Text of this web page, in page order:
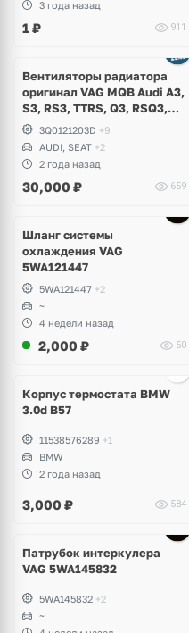
3 года назад
1₽ 911
Вентиляторы радиатора
оригинал VAG MQB Audi A3,
S3, RS3, TTRS, Q3, RSQ3,
Volkswagen Tiguan 2,
Allspace, Arteon, Passat B8,
Multivan, Transporter T6,
Skoda Kodiaq, Karoq,
Superb
3Q0121203D +9
AUDI, SEAT +2
2 года назад
30,000 ₽ 659
Шланг системы
охлаждения VAG
5WA121447
5WA121447 +2
~
4 недели назад
2,000 ₽ 50
Корпус термостата BMW
3.0d B57
11538576289 +1
BMW
2 года назад
3,000 ₽ 584
Патрубок интеркулера
VAG 5WA145832
5WA145832 +2
~